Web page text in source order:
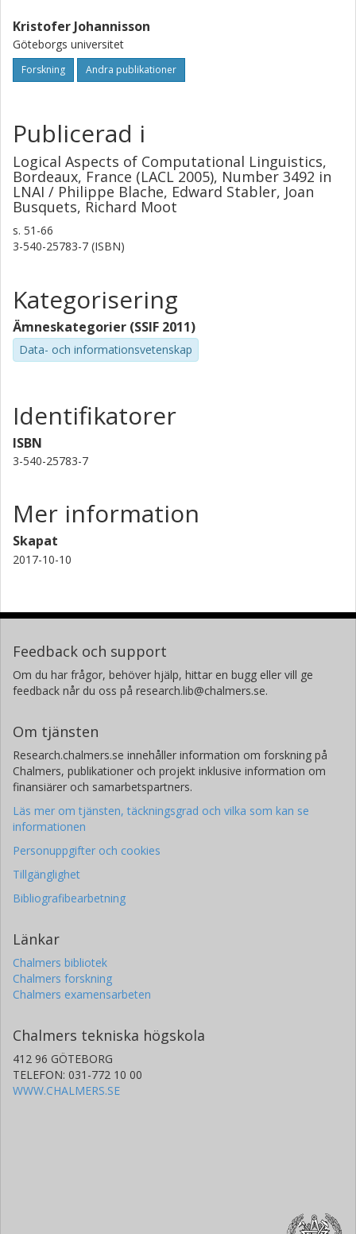
Kristofer Johannisson
Göteborgs universitet
Forskning Andra publikationer
Publicerad i
Logical Aspects of Computational Linguistics,
Bordeaux, France (LACL 2005), Number 3492 in
LNAI / Philippe Blache, Edward Stabler, Joan
Busquets, Richard Moot
s. 51-66
3-540-25783-7 (ISBN)
Kategorisering
Ämneskategorier (SSIF 2011)
Data- och informationsvetenskap
Identifikatorer
ISBN
3-540-25783-7
Mer information
Skapat
2017-10-10
Feedback och support
Om du har frågor, behöver hjälp, hittar en bugg eller vill ge
feedback når du oss på research.lib@chalmers.se.
Om tjänsten
Research.chalmers.se innehåller information om forskning på
Chalmers, publikationer och projekt inklusive information om
finansiärer och samarbetspartners.
Läs mer om tjänsten, täckningsgrad och vilka som kan se
informationen
Personuppgifter och cookies
Tillgänglighet
Bibliografibearbetning
Länkar
Chalmers bibliotek
Chalmers forskning
Chalmers examensarbeten
Chalmers tekniska högskola
412 96 GÖTEBORG
TELEFON: 031-772 10 00
WWW.CHALMERS.SE